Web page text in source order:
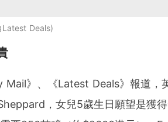
Deals
Mail》、《Latest Deals》報道，
，女兒5歲生日願望是獲